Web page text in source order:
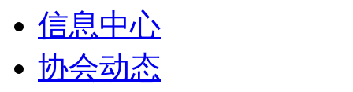
信息中心
协会动态